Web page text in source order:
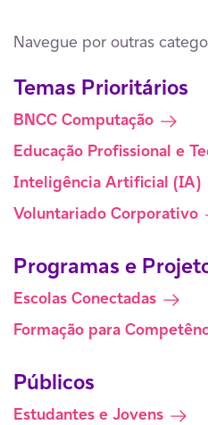
Navegue por outras
Temas Prioritários
BNCC Computação
Educação Profissional e
Inteligência Artificial (IA)
Voluntariado Corporativo
Programas e
Escolas Conectadas
Formação para
Públicos
Estudantes e Jovens